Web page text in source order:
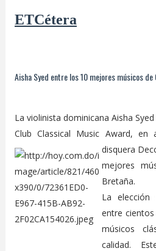
ETCétera
Aisha Syed entre los 10 mejores músicos
La violinista dominicana Aisha
Club Classical Music Award,
disquera
mejores
Bretaña.
La
entre
músicos
calidad.